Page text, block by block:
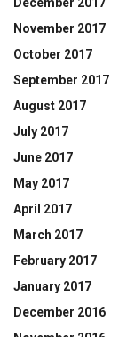
November 2017
October 2017
September 2017
August 2017
July 2017
June 2017
May 2017
April 2017
March 2017
February 2017
January 2017
December 2016